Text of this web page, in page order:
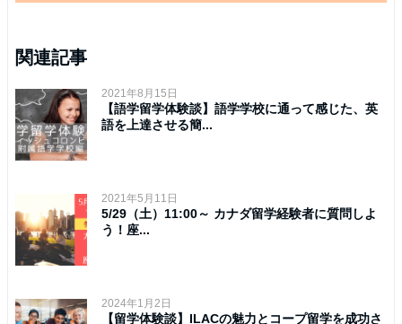
関連記事
2021年8月15日
【語学留学体験談】語学学校に通って感じた、英
語を上達させる簡...
2021年5月11日
5/29（土）11:00～ カナダ留学経験者に質問しよ
う！座...
2024年1月2日
【留学体験談】ILACの魅力とコープ留学を成功さ